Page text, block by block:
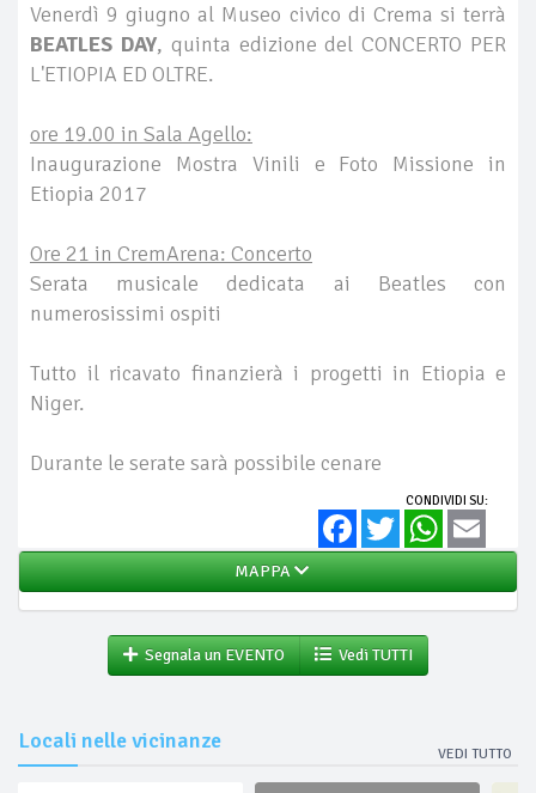
Venerdì 9 giugno al Museo civico di Crema si terrà
BEATLES DAY, quinta edizione del CONCERTO PER
L'ETIOPIA ED OLTRE.
ore 19.00 in Sala Agello:
Inaugurazione Mostra Vinili e Foto Missione in
Etiopia 2017
Ore 21 in CremArena: Concerto
Serata musicale dedicata ai Beatles con
numerosissimi ospiti
Tutto il ricavato finanzierà i progetti in Etiopia e
Niger.
Durante le serate sarà possibile cenare
CONDIVIDI SU:
FacebookTwitter WhatsApp
MAPPA
Segnala un EVENTO Vedi TUTTI
Locali nelle vicinanze
VEDI TUTTO